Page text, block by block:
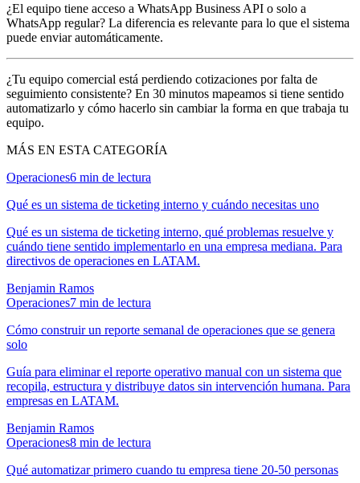
¿El equipo tiene acceso a WhatsApp Business API o solo a
WhatsApp regular? La diferencia es relevante para lo que el sistema
puede enviar automáticamente.
¿Tu equipo comercial está perdiendo cotizaciones por falta de
seguimiento consistente? En 30 minutos mapeamos si tiene sentido
automatizarlo y cómo hacerlo sin cambiar la forma en que trabaja tu
equipo.
MÁS EN ESTA CATEGORÍA
Operaciones6 min de lectura
Qué es un sistema de ticketing interno y cuándo necesitas uno
Qué es un sistema de ticketing interno, qué problemas resuelve y
cuándo tiene sentido implementarlo en una empresa mediana. Para
directivos de operaciones en LATAM.
Benjamin Ramos
Operaciones7 min de lectura
Cómo construir un reporte semanal de operaciones que se genera
solo
Guía para eliminar el reporte operativo manual con un sistema que
recopila, estructura y distribuye datos sin intervención humana. Para
empresas en LATAM.
Benjamin Ramos
Operaciones8 min de lectura
Qué automatizar primero cuando tu empresa tiene 20-50 personas